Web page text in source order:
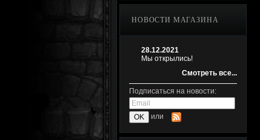
НОВОСТИ МАГАЗИНА
28.12.2021
Мы открылись!
Смотреть все...
Подписаться на новости:
или